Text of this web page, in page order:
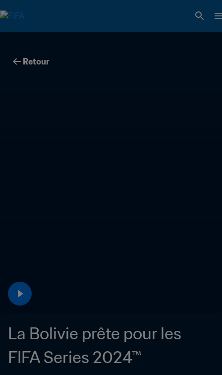
Retour
La Bolivie prête pour les
FIFA Series 2024™